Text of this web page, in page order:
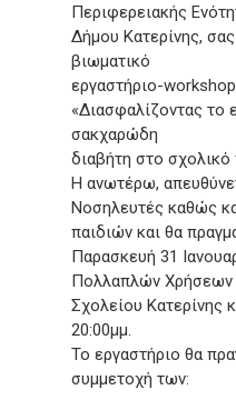
Περιφερειακής
Δήμου Κατερίνης,
βιωματικό
εργαστήριο-
«Διασφαλίζοντας το
σακχαρώδη
διαβήτη στο σχολικό
Η ανωτέρω,
Νοσηλευτές καθώς
παιδιών και θα
Παρασκευή 31
Πολλαπλών Χρήσεων
Σχολείου Κατερίνης
20:00μμ.
Το εργαστήριο θα
συμμετοχή των: